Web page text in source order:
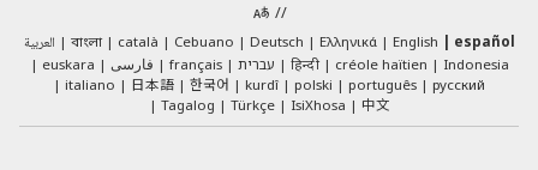
//
العربية বাংলা català Cebuano Deutsch Ελληνικά English
español
euskara
فارسی français עברית हिन्दी créole haïtien
Indonesia
italiano
日本語 한국어 kurdî polski português
русский
Tagalog
Türkçe IsiXhosa 中文